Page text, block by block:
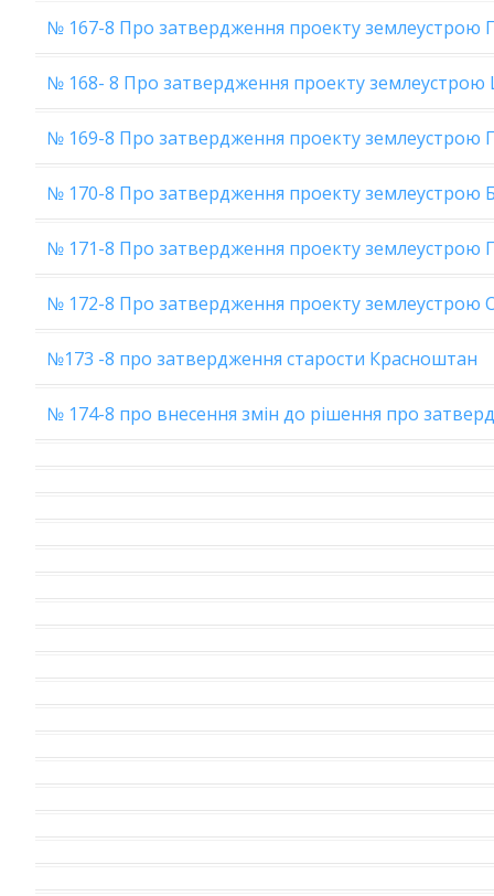
№ 167-8 Про затвердження проекту землеустрою
№ 168- 8 Про затвердження проекту
№ 169-8 Про затвердження проекту землеустрою
№ 170-8 Про затвердження проекту землеустрою
№ 171-8 Про затвердження проекту землеустрою
№ 172-8 Про затвердження проекту землеустрою
№173 -8 про затвердження старости Красноштан
№ 174-8 про внесення змін до рішення про